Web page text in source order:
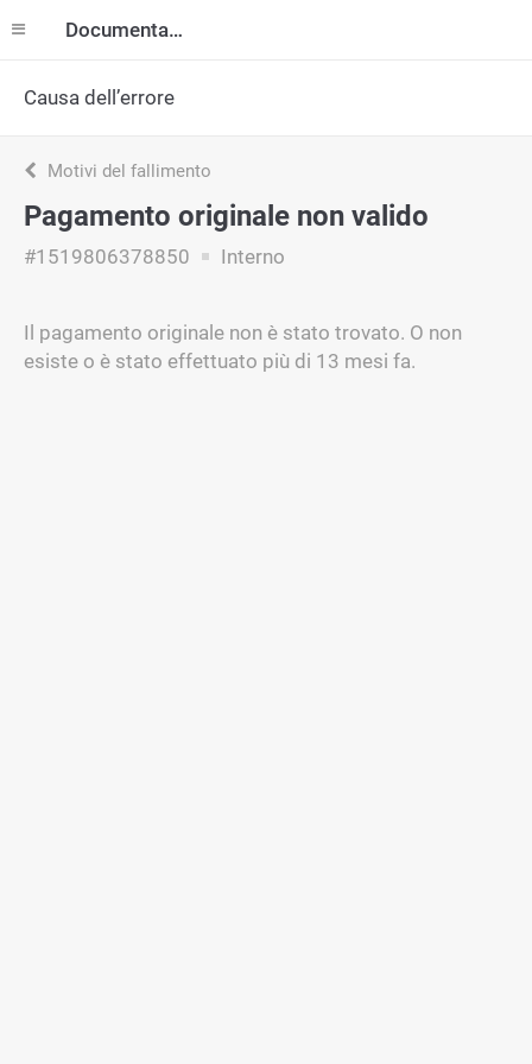
Documentazione
Causa dell’errore
Motivi del fallimento
Pagamento originale non valido
#1519806378850 Interno
Il pagamento originale non è stato trovato. O non
esiste o è stato effettuato più di 13 mesi fa.